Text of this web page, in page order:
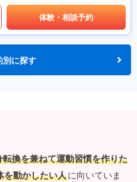
体験・相談予約
別に探す
転換を兼ねて運動習慣を作りた
を動かしたい人に向いていま